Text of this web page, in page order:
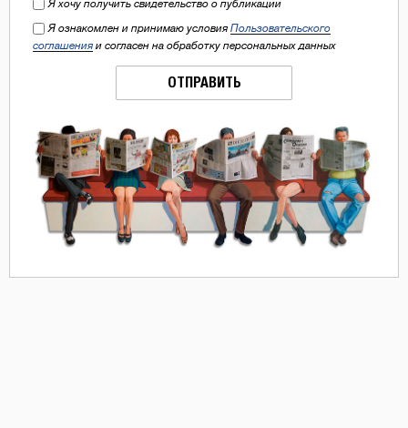
Я хочу получить свидетельство о публикации
Я ознакомлен и принимаю условия Пользовательского
соглашения и согласен на обработку персональных данных
ОТПРАВИТЬ